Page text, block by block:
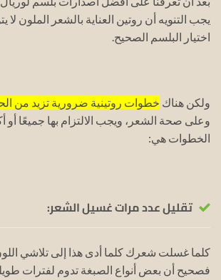
يجب التنويه أن روتين العناية بالشعر الملون
اختيار البلسم الصحيح.
ولكن هناك خطوات روتينية ضرورية تزيد من
وعلى صحة الشعر، ويجب الالتزام بها جميعًا أو
الخطوات هي:
تقليل عدد مرات غسيل الشعر:
كلما غسلت شعرك كلما أدى هذا إلى تلاشي
فصحيح أن بعض أنواع الصبغة تدوم لفترات